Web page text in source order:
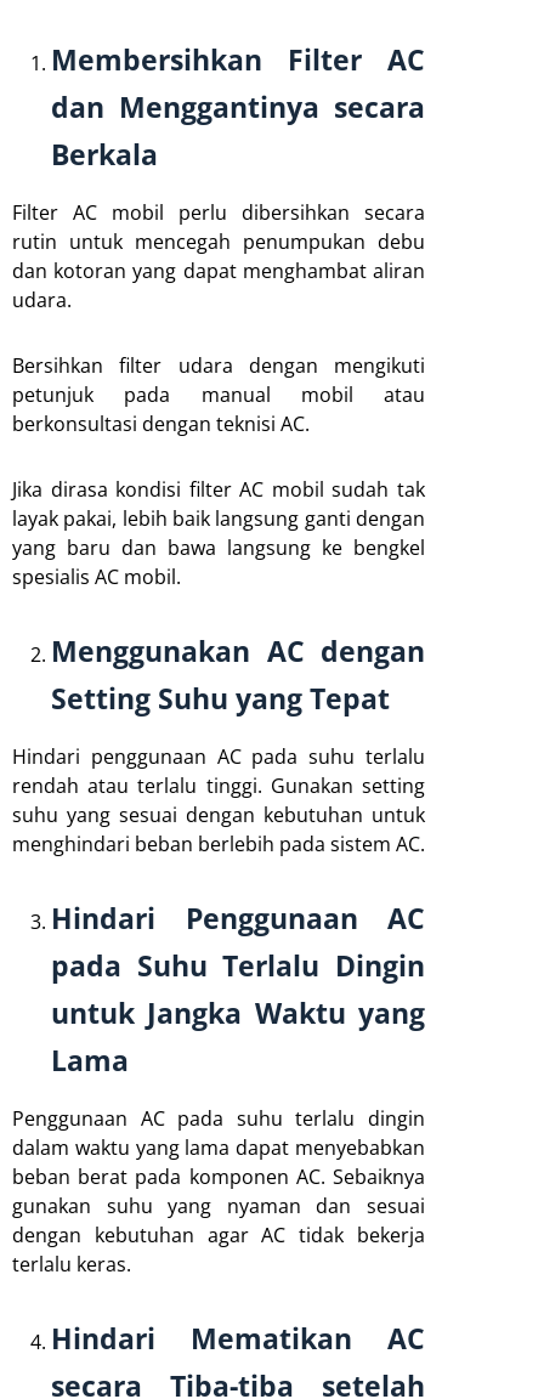
Membersihkan Filter AC
dan Menggantinya secara
Berkala
Filter AC mobil perlu dibersihkan secara
rutin untuk mencegah penumpukan debu
dan kotoran yang dapat menghambat aliran
udara.
Bersihkan filter udara dengan mengikuti
petunjuk pada manual mobil atau
berkonsultasi dengan teknisi AC.
Jika dirasa kondisi filter AC mobil sudah tak
layak pakai, lebih baik langsung ganti dengan
yang baru dan bawa langsung ke bengkel
spesialis AC mobil.
Menggunakan AC dengan
Setting Suhu yang Tepat
Hindari penggunaan AC pada suhu terlalu
rendah atau terlalu tinggi. Gunakan setting
suhu yang sesuai dengan kebutuhan untuk
menghindari beban berlebih pada sistem AC.
Hindari Penggunaan AC
pada Suhu Terlalu Dingin
untuk Jangka Waktu yang
Lama
Penggunaan AC pada suhu terlalu dingin
dalam waktu yang lama dapat menyebabkan
beban berat pada komponen AC. Sebaiknya
gunakan suhu yang nyaman dan sesuai
dengan kebutuhan agar AC tidak bekerja
terlalu keras.
Hindari Mematikan AC
secara Tiba-tiba setelah